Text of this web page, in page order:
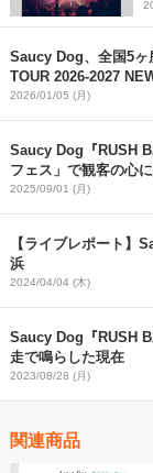
Saucy Dog、全国5ヶ
TOUR 2026-2027
2026/01/05 (月)
Saucy Dog『RUSH
フェス」で観客の心
2025/09/01 (月)
【ライブレポート】
浜
2024/04/04 (木)
Saucy Dog『RUSH
走で鳴らした現在
2023/08/28 (月)
関連商品